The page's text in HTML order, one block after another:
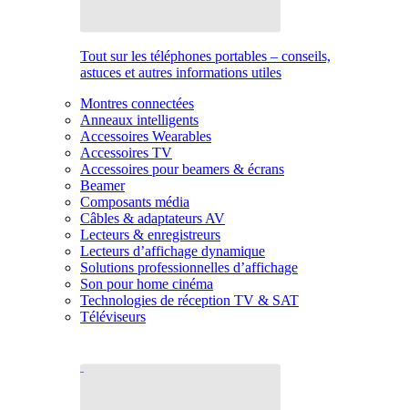
Tout sur les téléphones portables – conseils,
astuces et autres informations utiles
Montres connectées
Anneaux intelligents
Accessoires Wearables
Accessoires TV
Accessoires pour beamers & écrans
Beamer
Composants média
Câbles & adaptateurs AV
Lecteurs & enregistreurs
Lecteurs d’affichage dynamique
Solutions professionnelles d’affichage
Son pour home cinéma
Technologies de réception TV & SAT
Téléviseurs